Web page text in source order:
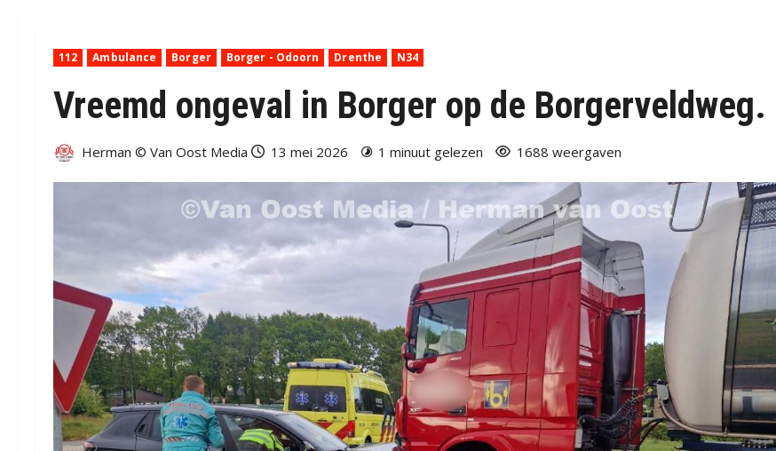
112 Ambulance Borger Borger - Odoorn Drenthe N34
Vreemd ongeval in Borger op de Borgerveldweg.
Herman © Van Oost Media 13 mei 2026 1 minuut gelezen 1688 weergaven